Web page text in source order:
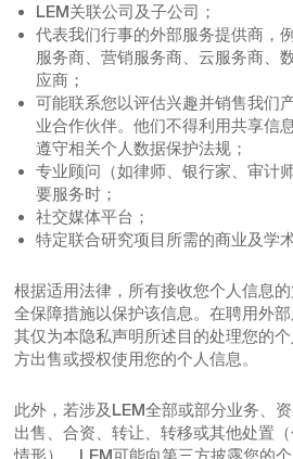
LEM关联公司及子公司；
代表我们行事的外部服务提供商，
服务商、营销服务商、云服务商、
应商；
可能联系您以评估兴趣并销售我们
业合作伙伴。他们不得利用共享信
遵守相关个人数据保护法规；
专业顾问（如律师、银行家、审计
要服务时；
社交媒体平台；
特定联合研究项目所需的商业及学
根据适用法律，所有接收您个人信息
全保障措施以保护该信息。在聘用外
其仅为本隐私声明所述目的处理您的
方出售或授权使用您的个人信息。
此外，若涉及LEM全部或部分业务、
出售、合资、转让、转移或其他处置
情形），LEM可能向第三方披露您的个